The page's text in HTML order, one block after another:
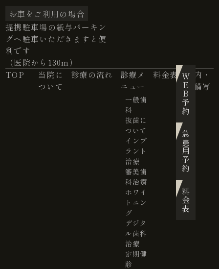
WEB予約
急患用予約
料金表
お車をご利用の場合
提携駐車場の紙与パーキン
グへ駐車いただきますと便
利です
（医院から130m）
TOP
当院に
ついて
診療の流れ
診療メ
ニュー
一般歯
科
抜歯に
ついて
インプ
ラント
治療
審美歯
科治療
ホワイ
トニン
グ
デジタ
ル歯科
治療
定期健
診
料金表
院内・
設備写
真